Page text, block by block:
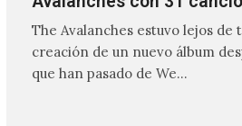
The Avalanches estuvo lejos de
creación de un nuevo álbum
que han pasado de We…